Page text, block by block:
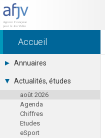
Accueil
Annuaires
Toutes les sociétés (691)
Studios (418)
Editeurs (49)
Distributeurs (16)
Hard. / Accessoires (10)
Middlewares (15)
Prestataires (99)
Actualités, études
août 2026
Agenda
Chiffres
Etudes
eSport